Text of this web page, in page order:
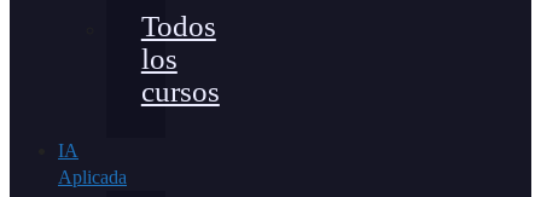
Todos
los
cursos
IA
Aplicada